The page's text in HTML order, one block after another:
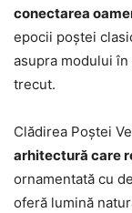
conectarea
epocii poștei
asupra modului
trecut.
Clădirea Poștei
arhitectură care
ornamentată cu
oferă lumină